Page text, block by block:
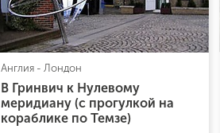
Email
Политикой обработки персональных
Англия - Лондон
В Гринвич к Нулевому
меридиану (с прогулкой на
кораблике по Темзе)